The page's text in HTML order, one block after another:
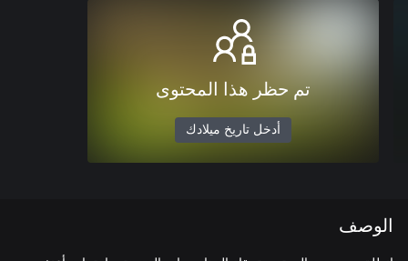
تم حظر هذا المحتوى
أدخل تاريخ ميلادك
الوصف